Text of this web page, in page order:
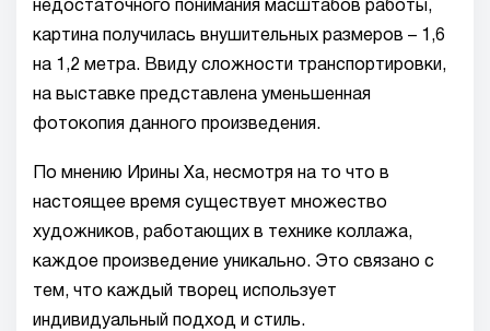
недостаточного понимания масштабов работы,
картина получилась внушительных размеров – 1,6
на 1,2 метра. Ввиду сложности транспортировки,
на выставке представлена уменьшенная
фотокопия данного произведения.
По мнению Ирины Ха, несмотря на то что в
настоящее время существует множество
художников, работающих в технике коллажа,
каждое произведение уникально. Это связано с
тем, что каждый творец использует
индивидуальный подход и стиль.